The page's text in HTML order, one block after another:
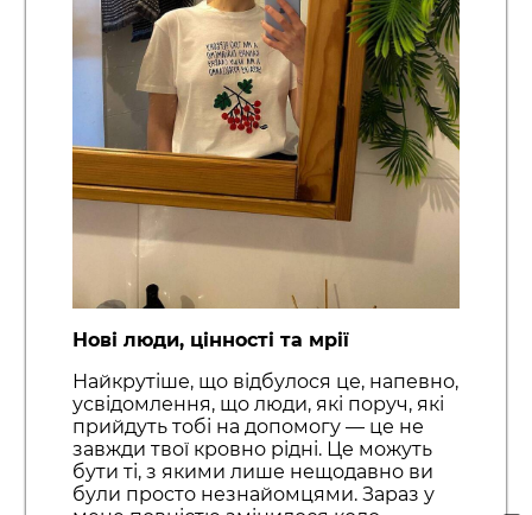
Нові люди, цінності та мрії
Найкрутіше, що відбулося це, напевно,
усвідомлення, що люди, які поруч, які
прийдуть тобі на допомогу — це не
завжди твої кровно рідні. Це можуть
бути ті, з якими лише нещодавно ви
були просто незнайомцями. Зараз у